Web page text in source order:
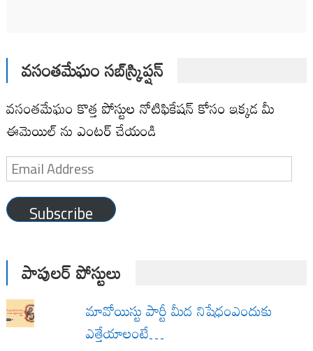
వసంతమేఘం సబ్‌స్క్రిప్షన్
వసంతమేఘం కొత్త పోస్టుల నోటిఫికేషన్ కోసం ఇక్కడ మీ
ఈమెయిల్ ను ఎంటర్ చేయండి
Email
Address
Subscribe
పాపులర్ పోస్టులు
మావోయిస్టు పార్టీ మీద నిషేధంఎందుకు
ఎత్తేయాలంటే…